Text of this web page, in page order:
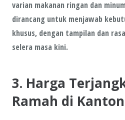
varian makanan ringan dan
dirancang untuk menjawab
khusus, dengan tampilan dan
selera masa kini.
3. Harga
Ramah di